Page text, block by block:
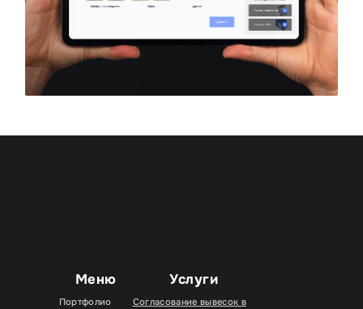
Меню
Портфолио
Услуги
Согласование вывесок в